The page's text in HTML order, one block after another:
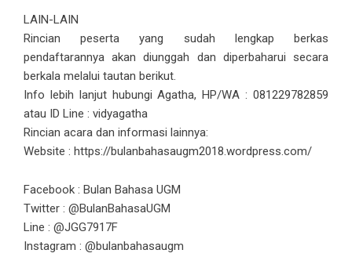
LAIN-LAIN
Rincian peserta yang sudah lengkap berkas
pendaftarannya akan diunggah dan diperbaharui secara
berkala melalui tautan berikut.
Info lebih lanjut hubungi Agatha, HP/WA : 081229782859
atau ID Line : vidyagatha
Rincian acara dan informasi lainnya:
Website : https://bulanbahasaugm2018.wordpress.com/
Facebook : Bulan Bahasa UGM
Twitter : @BulanBahasaUGM
Line : @JGG7917F
Instagram : @bulanbahasaugm